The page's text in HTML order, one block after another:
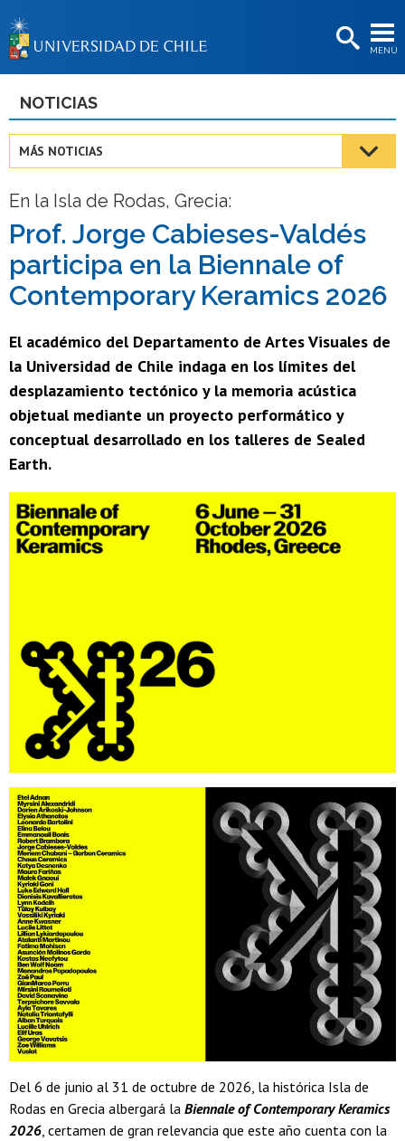
MENÚ
BIBLIOTECAS
Estudiantes
Académicas/os
Funcionarias/os
Egresadas/os
NOTICIAS
MÁS NOTICIAS
En la Isla de Rodas, Grecia:
Prof. Jorge Cabieses-Valdés
participa en la Biennale of
Contemporary Keramics 2026
El académico del Departamento de Artes Visuales de
la Universidad de Chile indaga en los límites del
desplazamiento tectónico y la memoria acústica
objetual mediante un proyecto performático y
conceptual desarrollado en los talleres de Sealed
Earth.
Del 6 de junio al 31 de octubre de 2026, la histórica Isla de
Rodas en Grecia albergará la Biennale of Contemporary Keramics
2026, certamen de gran relevancia que este año cuenta con la